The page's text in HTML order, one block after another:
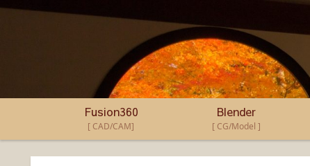
Fusion360
[ CAD/CAM]
Blender
[ CG/Model ]